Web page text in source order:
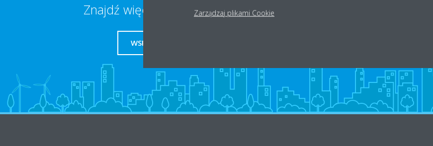
Znajdź więcej informacji
WSPARCIE
Zarządzaj plikami Cookie